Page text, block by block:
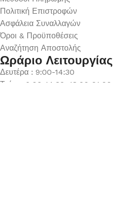
Πολιτική Επιστροφών
Ασφάλεια Συναλλαγών
Όροι & Προϋποθέσεις
Αναζήτηση Αποστολής
Ωράριο Λειτουργίας
Δευτέρα : 9:00-14:30
Τρίτη : 9:00-14:30, 18:00-21:00